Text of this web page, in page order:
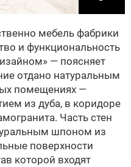
мебель фабрики
и функциональность
— поясняет
отдано натуральным
помещениях —
из дуба, в коридоре
Часть стен
шпоном из
поверхности
которой входят